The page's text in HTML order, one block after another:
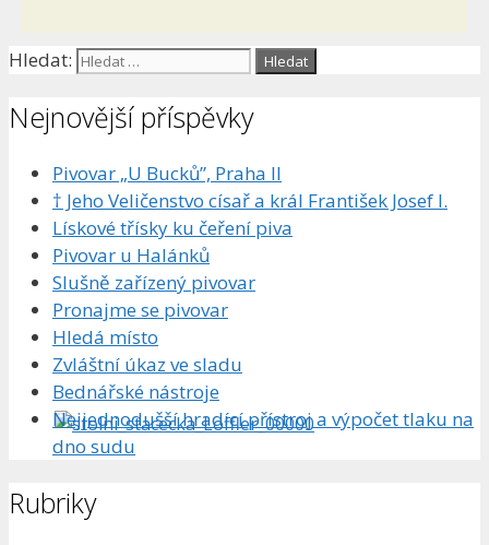
Hledat:
Nejnovější příspěvky
Pivovar „U Bucků”, Praha II
† Jeho Veličenstvo císař a král František Josef I.
Lískové třísky ku čeření piva
Pivovar u Halánků
Slušně zařízený pivovar
Pronajme se pivovar
Hledá místo
Zvláštní úkaz ve sladu
Bednářské nástroje
Nejjednodušší hradící přístroj a výpočet tlaku na
dno sudu
Rubriky